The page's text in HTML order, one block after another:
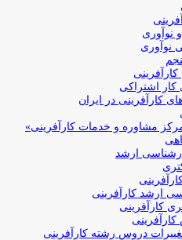
نوآوری
نوآوری
اشتراکی
کارآفرینی در ایران
مشاوره و خدمات کارآفرینی»
ارشد
ارشد کارآفرینی
کارآفرینی
تغییرات دروس رشته کارآفرینی